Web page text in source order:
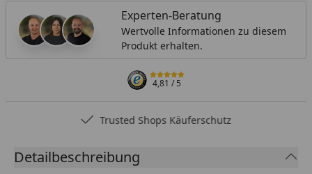
Experten-Beratung
Wertvolle Informationen zu diesem
Produkt erhalten.
4,81/ 5
Trusted Shops Käuferschutz
Detailbeschreibung